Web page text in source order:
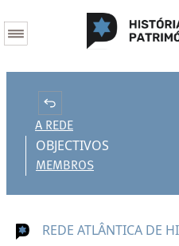
A REDE
OBJECTIVOS
MEMBROS
REDE ATLÂNTICA DE